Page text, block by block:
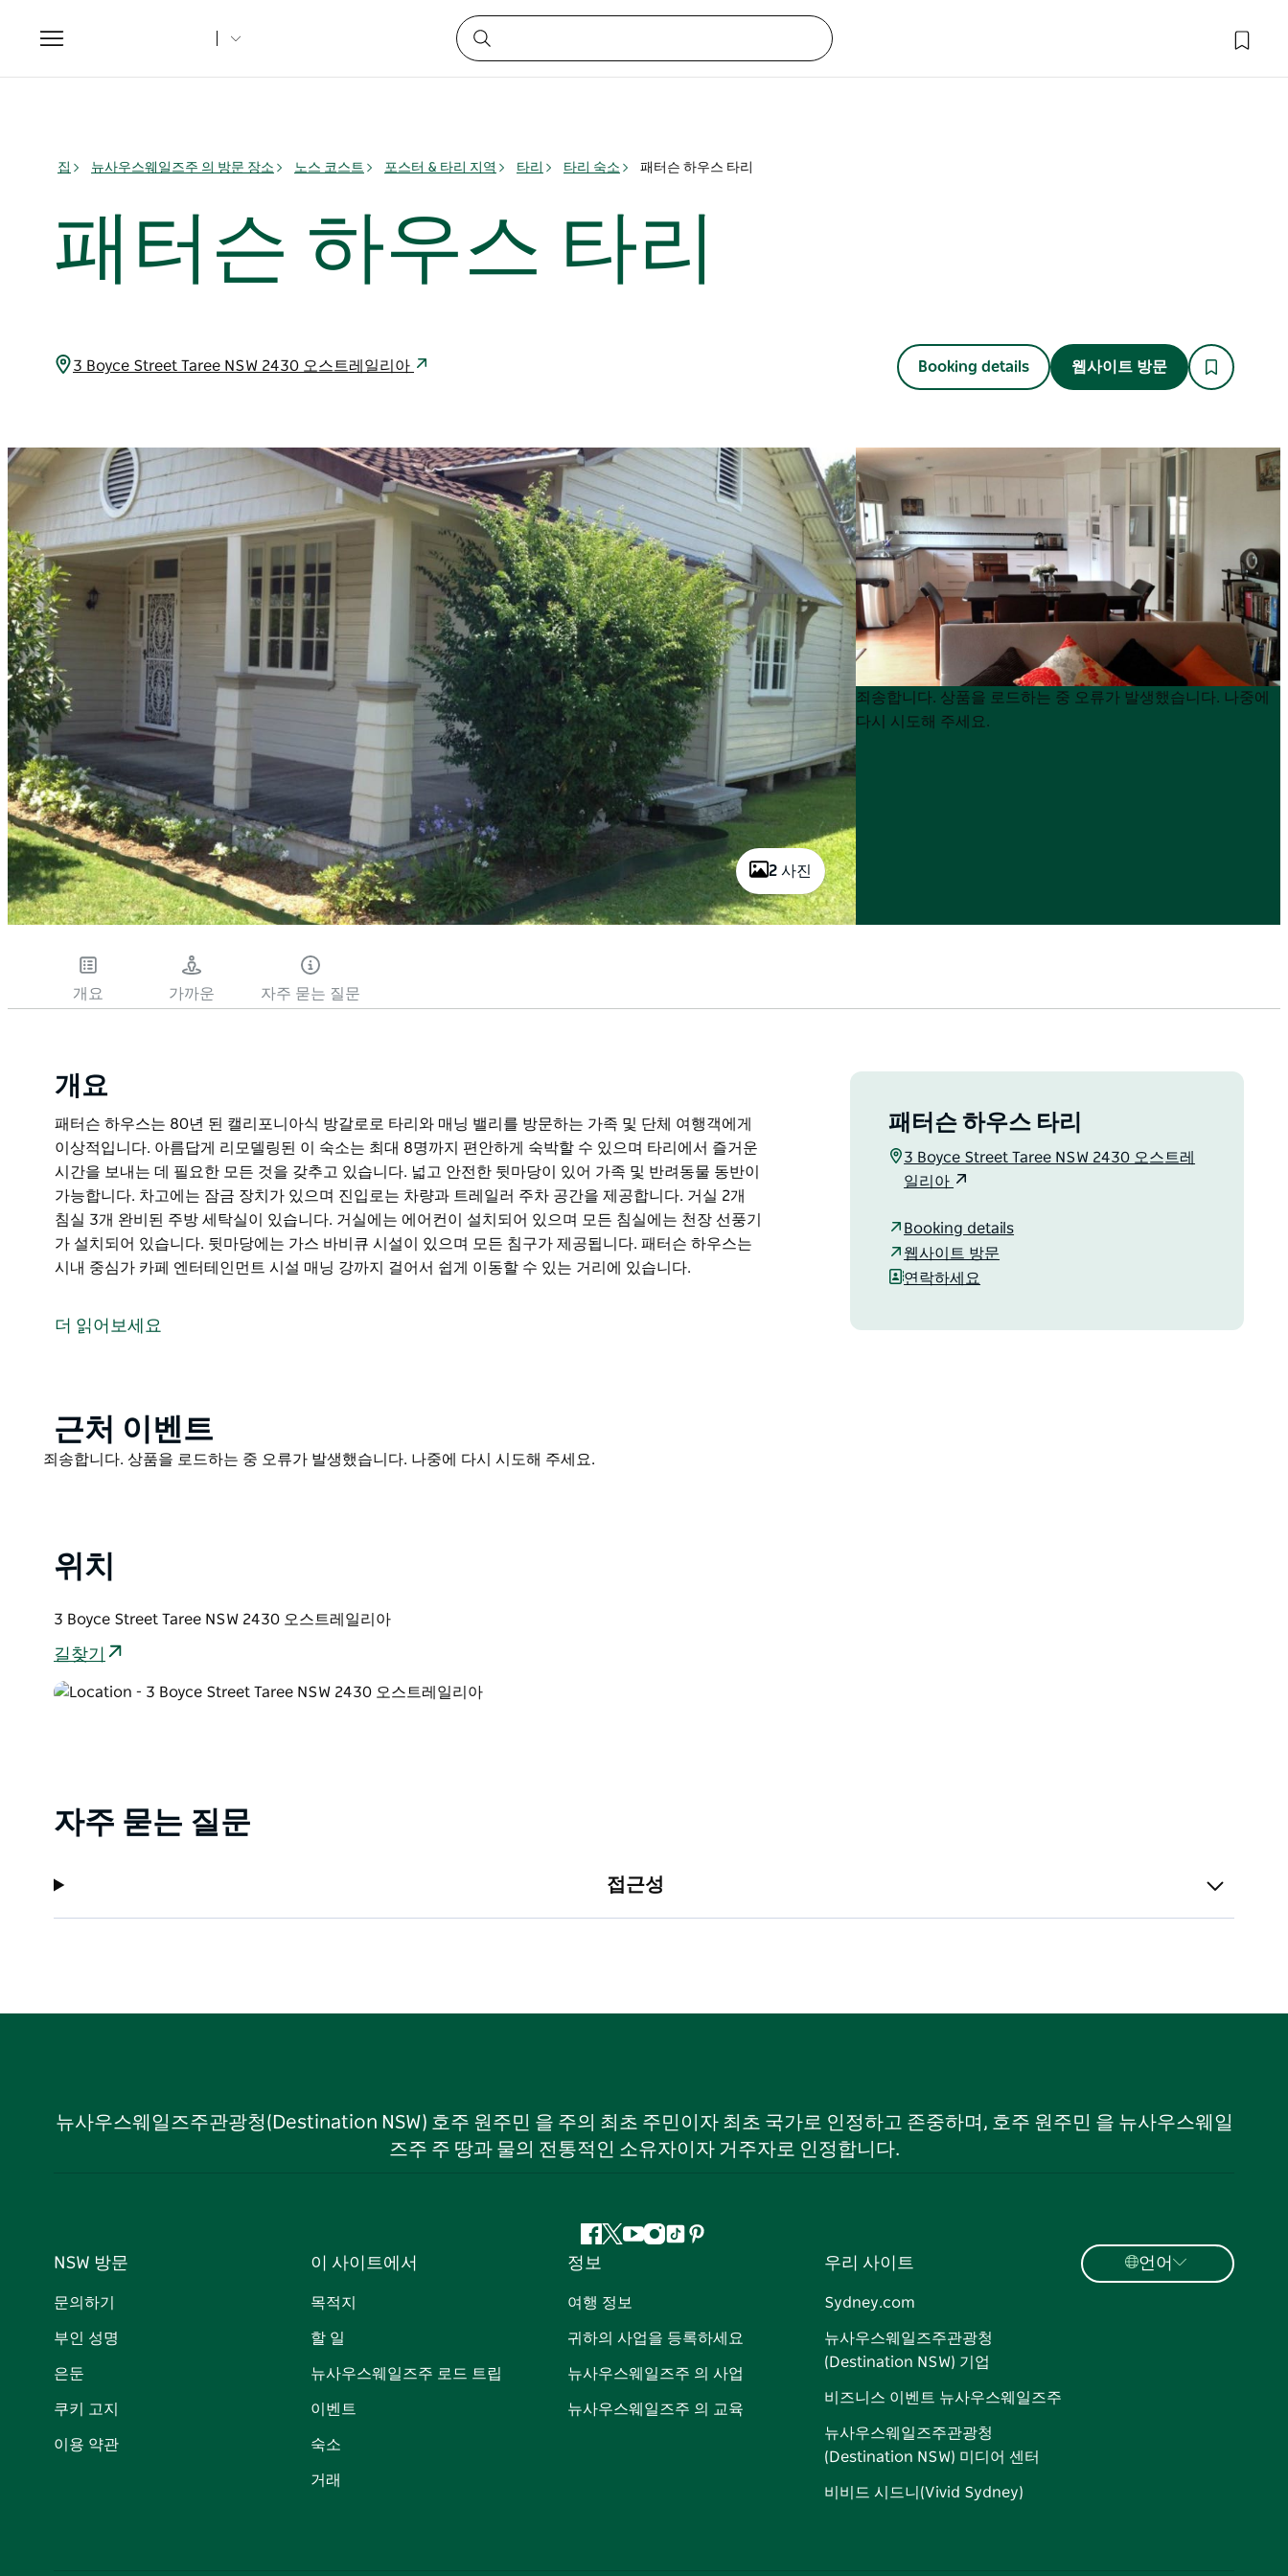
Toggle
navigation
집 뉴사우스웨일즈주 의 방문 장소 노스 코스트 포스터 & 타리 지역 타리 타리 숙소 패터슨 하우스 타리
패터슨 하우스 타리
3 Boyce Street Taree NSW 2430 오스트레일리아 Booking details 웹사이트 방문
2 사진
Product
List
Product
List
죄송합니다. 상품을 로드하는 중 오류가 발생했습니다. 나중에
다시 시도해 주세요.
개요 가까운 자주 묻는 질문
개요
패터슨 하우스는 80년 된 캘리포니아식 방갈로로 타리와 매닝 밸리를 방문하는 가족 및 단체 여행객에게
이상적입니다. 아름답게 리모델링된 이 숙소는 최대 8명까지 편안하게 숙박할 수 있으며 타리에서 즐거운
시간을 보내는 데 필요한 모든 것을 갖추고 있습니다. 넓고 안전한 뒷마당이 있어 가족 및 반려동물 동반이
가능합니다. 차고에는 잠금 장치가 있으며 진입로는 차량과 트레일러 주차 공간을 제공합니다. 거실 2개
침실 3개 완비된 주방 세탁실이 있습니다. 거실에는 에어컨이 설치되어 있으며 모든 침실에는 천장 선풍기
가 설치되어 있습니다. 뒷마당에는 가스 바비큐 시설이 있으며 모든 침구가 제공됩니다. 패터슨 하우스는
시내 중심가 카페 엔터테인먼트 시설 매닝 강까지 걸어서 쉽게 이동할 수 있는 거리에 있습니다.
이상적입니다.
거실 2개 침실 3개 완비된 주방 세탁실이 있습니다. 거실에는 에어컨이 설치되어 있으며 모든 침실에는 천
장 선풍기가 설치되어 있습니다. 뒷마당에는 가스 바비큐 시설이 있으며 모든 침구가 제공됩니다.
더 읽어보세요
패터슨 하우스 타리
3 Boyce Street Taree NSW 2430 오스트레
일리아
Booking details
웹사이트 방문
연락하세요
Product
List
근처 이벤트
Product
죄송합니다. 상품을 로드하는 중 오류가 발생했습니다. 나중에 다시 시도해 주세요.
위치
3 Boyce Street Taree NSW 2430 오스트레일리아
길찾기
자주 묻는 질문
접근성
뉴사우스웨일즈주관광청(Destination NSW) 호주 원주민 을 주의 최초 주민이자 최초 국가로 인정하고 존중하며, 호주 원주민 을 뉴사우스웨일
즈주 주 땅과 물의 전통적인 소유자이자 거주자로 인정합니다.
페
이
북
지
다
유 인
램
틱
핀
트
NSW 방문
문의하기
부인 성명
은둔
쿠키 고지
이용 약관
이 사이트에서
목적지
할 일
뉴사우스웨일즈주 로드 트립
이벤트
숙소
거래
정보
여행 정보
귀하의 사업을 등록하세요
뉴사우스웨일즈주 의 사업
뉴사우스웨일즈주 의 교육
우리 사이트
Sydney.com
뉴사우스웨일즈주관광청
(Destination NSW) 기업
비즈니스 이벤트 뉴사우스웨일즈주
뉴사우스웨일즈주관광청
(Destination NSW) 미디어 센터
비비드 시드니(Vivid Sydney)
언어